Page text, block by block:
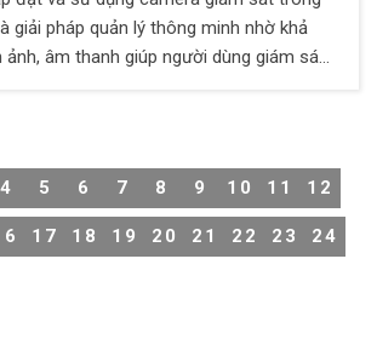
giải pháp quản lý thông minh nhờ khả
ảnh, âm thanh giúp người dùng giám sát
tắt camera chuẩn xác. Vì vậy, Thiên
giản và nhanh chóng.
4 5 6 7 8 9 10 11 12
17 18 19 20 21 22 23 24